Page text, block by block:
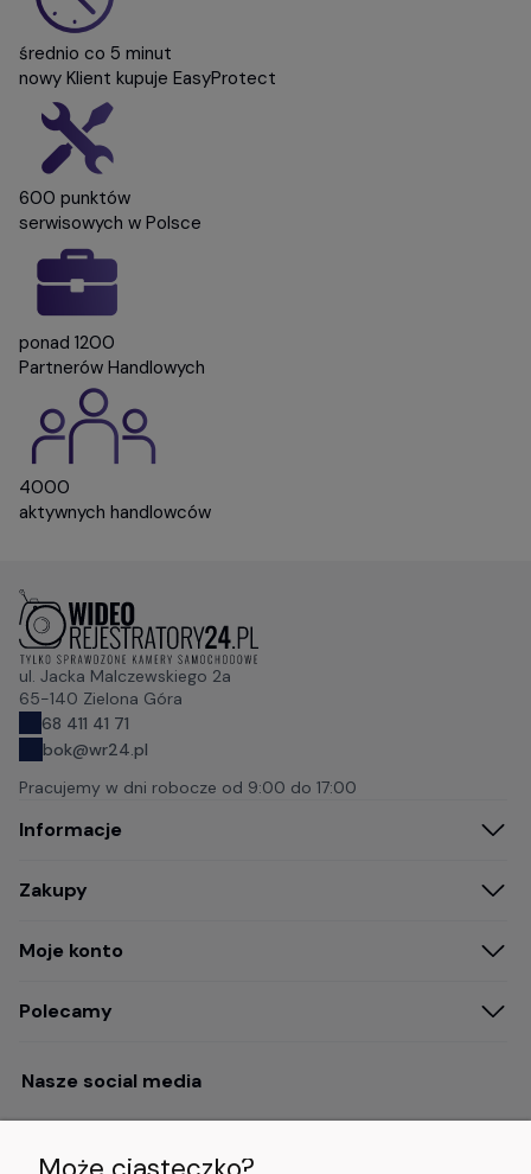
średnio co 5 minut
nowy Klient kupuje EasyProtect
600 punktów
serwisowych w Polsce
ponad 1200
Partnerów Handlowych
4000
aktywnych handlowców
ul. Jacka Malczewskiego 2a
65-140 Zielona Góra
68 411 41 71
bok@wr24.pl
Pracujemy w dni robocze od 9:00 do 17:00
Informacje
Zakupy
Moje konto
Polecamy
Nasze social media